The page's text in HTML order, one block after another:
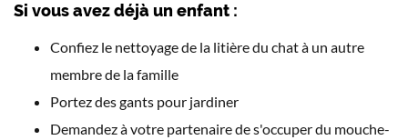
Si vous avez déjà un enfant :
Confiez le nettoyage de la litière du chat à un autre
membre de la famille
Portez des gants pour jardiner
Demandez à votre partenaire de s'occuper du mouche-